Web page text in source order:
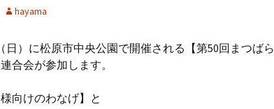
hayama
日）に松原市中央公園で開催される【第50回まつばら
合会が参加します。
向けのわなげ】と